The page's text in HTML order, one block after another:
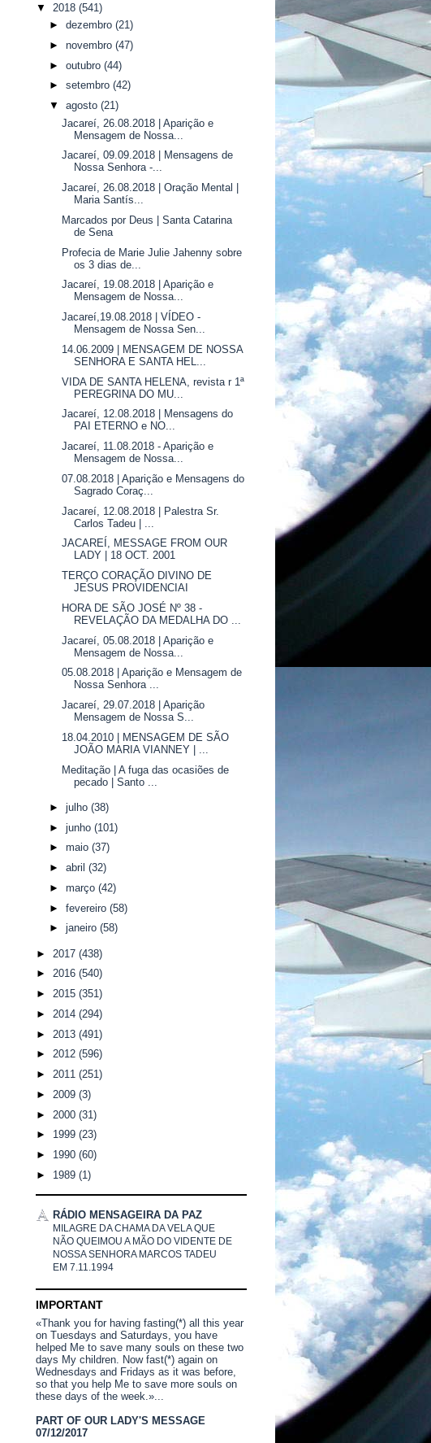
▼ 2018 (541)
► dezembro (21)
► novembro (47)
► outubro (44)
► setembro (42)
▼ agosto (21)
Jacareí, 26.08.2018 | Aparição e
Mensagem de Nossa...
Jacareí, 09.09.2018 | Mensagens de
Nossa Senhora -...
Jacareí, 26.08.2018 | Oração Mental |
Maria Santís...
Marcados por Deus | Santa Catarina
de Sena
Profecia de Marie Julie Jahenny sobre
os 3 dias de...
Jacareí, 19.08.2018 | Aparição e
Mensagem de Nossa...
Jacareí,19.08.2018 | VÍDEO -
Mensagem de Nossa Sen...
14.06.2009 | MENSAGEM DE NOSSA
SENHORA E SANTA HEL...
VIDA DE SANTA HELENA, revista r 1ª
PEREGRINA DO MU...
Jacareí, 12.08.2018 | Mensagens do
PAI ETERNO e NO...
Jacareí, 11.08.2018 - Aparição e
Mensagem de Nossa...
07.08.2018 | Aparição e Mensagens do
Sagrado Coraç...
Jacareí, 12.08.2018 | Palestra Sr.
Carlos Tadeu | ...
JACAREÍ, MESSAGE FROM OUR
LADY | 18 OCT. 2001
TERÇO CORAÇÃO DIVINO DE
JESUS PROVIDENCIAI
HORA DE SÃO JOSÉ Nº 38 -
REVELAÇÃO DA MEDALHA DO ...
Jacareí, 05.08.2018 | Aparição e
Mensagem de Nossa...
05.08.2018 | Aparição e Mensagem de
Nossa Senhora ...
Jacareí, 29.07.2018 | Aparição
Mensagem de Nossa S...
18.04.2010 | MENSAGEM DE SÃO
JOÃO MARIA VIANNEY | ...
Meditação | A fuga das ocasiões de
pecado | Santo ...
► julho (38)
► junho (101)
► maio (37)
► abril (32)
► março (42)
► fevereiro (58)
► janeiro (58)
► 2017 (438)
► 2016 (540)
► 2015 (351)
► 2014 (294)
► 2013 (491)
► 2012 (596)
► 2011 (251)
► 2009 (3)
► 2000 (31)
► 1999 (23)
► 1990 (60)
► 1989 (1)
RÁDIO MENSAGEIRA DA PAZ
MILAGRE DA CHAMA DA VELA QUE
NÃO QUEIMOU A MÃO DO VIDENTE DE
NOSSA SENHORA MARCOS TADEU
EM 7.11.1994
IMPORTANT
«Thank you for having fasting(*) all this year
on Tuesdays and Saturdays, you have
helped Me to save many souls on these two
days My children. Now fast(*) again on
Wednesdays and Fridays as it was before,
so that you help Me to save more souls on
these days of the week.»...
PART OF OUR LADY'S MESSAGE
07/12/2017